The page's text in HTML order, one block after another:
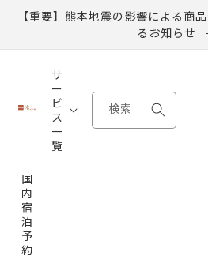
ンツに
【重要】熊本地震の影響による商
るお知らせ
サ
ー
ビ
ス
一
覧
国
内
宿
泊
予
約
検索